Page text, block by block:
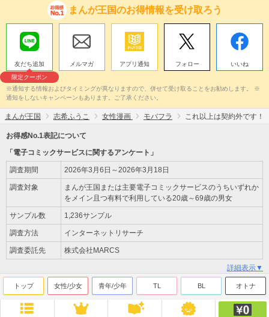
まんが王国のお得情報を受け取ろう
友だち追加
限定クーポン
メルマガ アプリ通知 フォロー いいね
※通知する情報およびタイミングが異なりますので、併せて受け取ることをお勧めします。 ※
通知をしないキャンペーンもあります。ご了承ください。
まんが王国 志希ふうこ 女性漫画 モバフラ これ以上は契約外です！
お得感No.1表記について
「電子コミックサービスに関するアンケート」
調査期間 2026年3月6日～2026年3月18日
調査対象
まんが王国または主要電子コミックサービスのうちいずれか
をメイン且つ有料で利用している20歳～69歳の男女
サンプル数 1,236サンプル
調査方法 インターネットリサーチ
調査委託先 株式会社MARCS
詳細表示▼
トップ 女性/少女 青年/少年 TL BL オトナ